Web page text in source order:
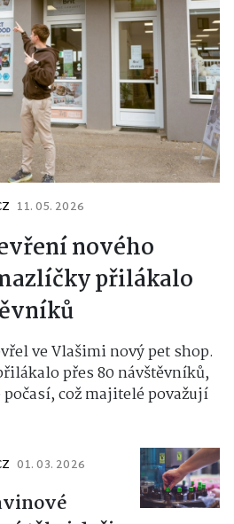
11. 05. 2026
nového
přilákalo
ve Vlašimi nový pet shop.
přes 80 návštěvníků,
což majitelé považují
01. 03. 2026